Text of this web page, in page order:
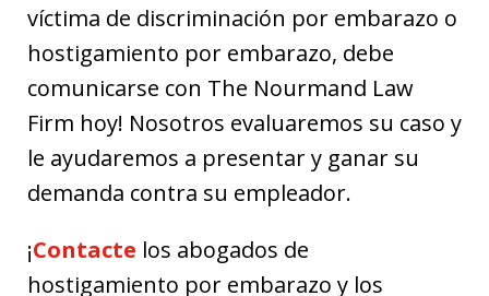
víctima de discriminación por embarazo o
hostigamiento por embarazo, debe
comunicarse con The Nourmand Law
Firm hoy! Nosotros evaluaremos su caso y
le ayudaremos a presentar y ganar su
demanda contra su empleador.
¡Contacte los abogados de
hostigamiento por embarazo y los